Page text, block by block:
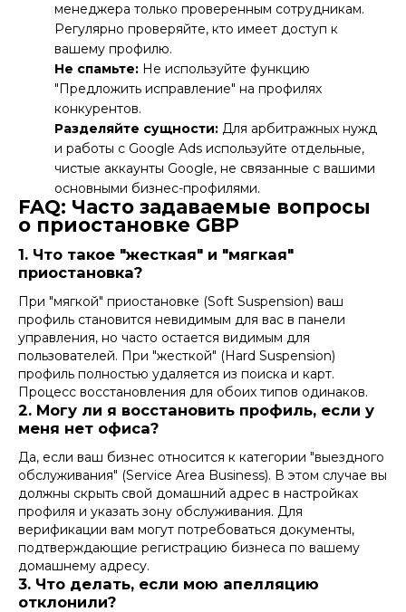
менеджера только проверенным сотрудникам.
Регулярно проверяйте, кто имеет доступ к
вашему профилю.
Не спамьте: Не используйте функцию
"Предложить исправление" на профилях
конкурентов.
Разделяйте сущности: Для арбитражных нужд
и работы с Google Ads используйте отдельные,
чистые аккаунты Google, не связанные с вашими
основными бизнес-профилями.
FAQ: Часто задаваемые вопросы
о приостановке GBP
1. Что такое "жесткая" и "мягкая"
приостановка?
При "мягкой" приостановке (Soft Suspension) ваш
профиль становится невидимым для вас в панели
управления, но часто остается видимым для
пользователей. При "жесткой" (Hard Suspension)
профиль полностью удаляется из поиска и карт.
Процесс восстановления для обоих типов одинаков.
2. Могу ли я восстановить профиль, если у
меня нет офиса?
Да, если ваш бизнес относится к категории "выездного
обслуживания" (Service Area Business). В этом случае вы
должны скрыть свой домашний адрес в настройках
профиля и указать зону обслуживания. Для
верификации вам могут потребоваться документы,
подтверждающие регистрацию бизнеса по вашему
домашнему адресу.
3. Что делать, если мою апелляцию
отклонили?